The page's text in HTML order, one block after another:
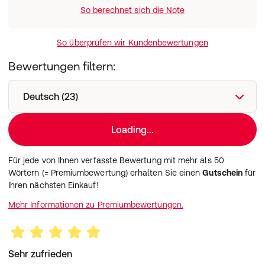
So berechnet sich die Note
So überprüfen wir Kundenbewertungen
Bewertungen filtern:
Deutsch (23)
Loading...
Für jede von Ihnen verfasste Bewertung mit mehr als 50
Wörtern (= Premiumbewertung) erhalten Sie einenGutschein für
Ihren nächsten Einkauf!
Mehr Informationen zu Premiumbewertungen.
Sehr zufrieden